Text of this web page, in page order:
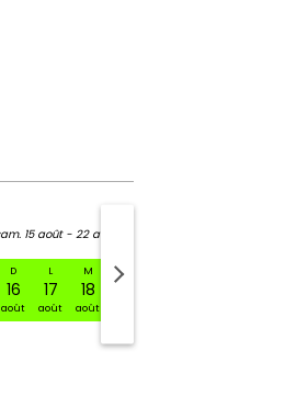
15 août - 22 août
D
16
août
L
17
août
M
18
août
M